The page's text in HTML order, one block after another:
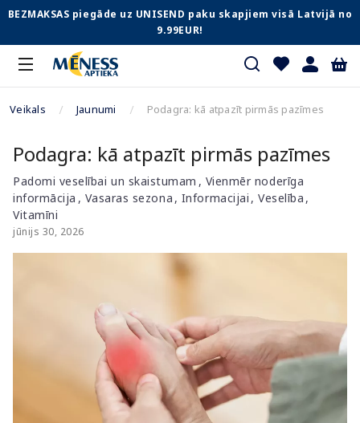
BEZMAKSAS piegāde uz UNISEND paku skapjiem visā Latvijā no
9.99EUR!
Veikals Jaunumi Podagra: kā atpazīt pirmās pazīmes
Podagra: kā atpazīt pirmās pazīmes
Padomi veselībai un skaistumam Vienmēr noderīga
informācija Vasaras sezona Informacijai Veselība
Vitamīni
jūnijs 30, 2026